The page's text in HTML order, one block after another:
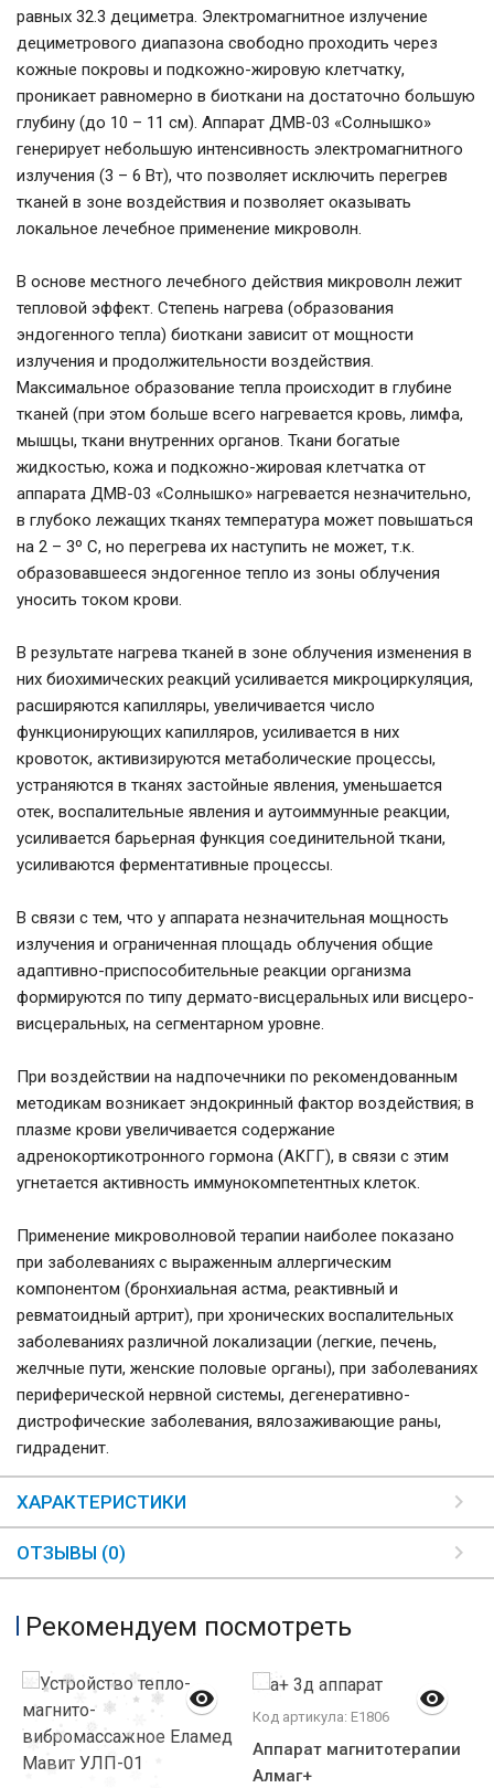
равных 32.3 дециметра. Электромагнитное излучение
дециметрового диапазона свободно проходить через
кожные покровы и подкожно-жировую клетчатку,
проникает равномерно в биоткани на достаточно большую
глубину (до 10 – 11 см). Аппарат ДМВ-03 «Солнышко»
генерирует небольшую интенсивность электромагнитного
излучения (3 – 6 Вт), что позволяет исключить перегрев
тканей в зоне воздействия и позволяет оказывать
локальное лечебное применение микроволн.
В основе местного лечебного действия микроволн лежит
тепловой эффект. Степень нагрева (образования
эндогенного тепла) биоткани зависит от мощности
излучения и продолжительности воздействия.
Максимальное образование тепла происходит в глубине
тканей (при этом больше всего нагревается кровь, лимфа,
мышцы, ткани внутренних органов. Ткани богатые
жидкостью, кожа и подкожно-жировая клетчатка от
аппарата ДМВ-03 «Солнышко» нагревается незначительно,
в глубоко лежащих тканях температура может повышаться
на 2 – 3º С, но перегрева их наступить не может, т.к.
образовавшееся эндогенное тепло из зоны облучения
уносить током крови.
В результате нагрева тканей в зоне облучения изменения в
них биохимических реакций усиливается микроциркуляция,
расширяются капилляры, увеличивается число
функционирующих капилляров, усиливается в них
кровоток, активизируются метаболические процессы,
устраняются в тканях застойные явления, уменьшается
отек, воспалительные явления и аутоиммунные реакции,
усиливается барьерная функция соединительной ткани,
усиливаются ферментативные процессы.
В связи с тем, что у аппарата незначительная мощность
излучения и ограниченная площадь облучения общие
адаптивно-приспособительные реакции организма
формируются по типу дермато-висцеральных или висцеро-
висцеральных, на сегментарном уровне.
При воздействии на надпочечники по рекомендованным
методикам возникает эндокринный фактор воздействия; в
плазме крови увеличивается содержание
адренокортикотронного гормона (АКГГ), в связи с этим
угнетается активность иммунокомпетентных клеток.
Применение микроволновой терапии наиболее показано
при заболеваниях с выраженным аллергическим
компонентом (бронхиальная астма, реактивный и
ревматоидный артрит), при хронических воспалительных
заболеваниях различной локализации (легкие, печень,
желчные пути, женские половые органы), при заболеваниях
периферической нервной системы, дегенеративно-
дистрофические заболевания, вялозаживающие раны,
гидраденит.
ХАРАКТЕРИСТИКИ
ОТЗЫВЫ (0)
Рекомендуем посмотреть
Код артикула: Е1806
Аппарат магнитотерапии
Алмаг+